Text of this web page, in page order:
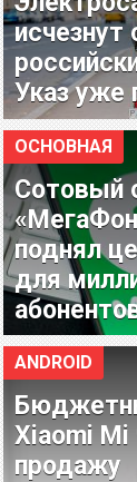
исчезнут
Указ уже
ОСНОВНАЯ
Сотовый
поднял
для
ANDROID
Xiaomi Mi
продажу